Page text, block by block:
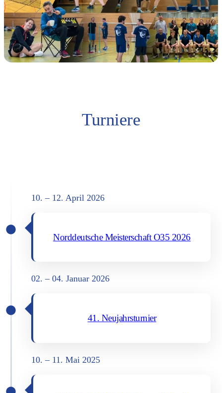
Tur­nie­re
10. – 12. April 2026
Nord­deut­sche Meis­ter­schaft O35 2026
02. – 04. Janu­ar 2026
41. Neu­jahrs­tur­nier
10. – 11. Mai 2025